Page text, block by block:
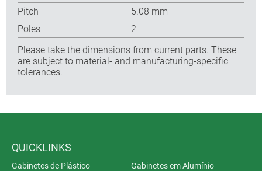
Pitch
5.08 mm
Poles
2
Please take the dimensions from current parts. These
are subject to material- and manufacturing-specific
tolerances.
QUICKLINKS
Gabinetes de Plástico
Gabinetes em Alumínio